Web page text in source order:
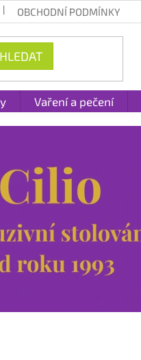
OBCHODNÍ PODMÍNKY
HLEDAT
Vaření a pečení